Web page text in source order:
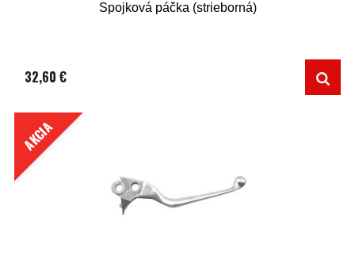
Spojková páčka (strieborná)
32,60 €
AKCIA